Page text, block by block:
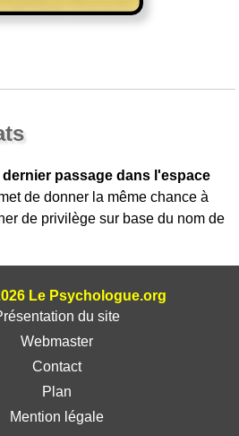
passage dans l'espace
de donner la même chance à
de privilège sur base du nom de
Le Psychologue.org
du site
Webmaster
Contact
Plan
Mention légale